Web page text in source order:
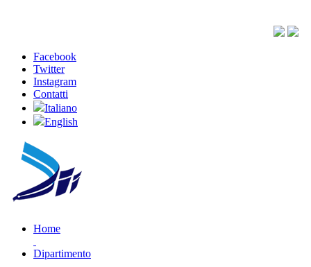
Facebook
Twitter
Instagram
Contatti
Italiano
English
Home
Dipartimento